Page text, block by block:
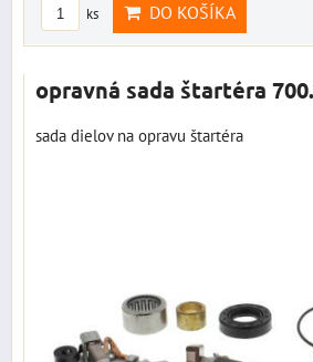
ks DO KOŠÍKA
opravná sada štartéra
sada dielov na opravu štartéra